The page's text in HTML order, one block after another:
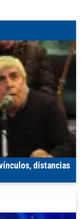
distancias